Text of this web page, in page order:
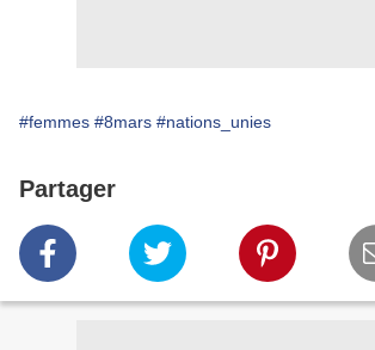
#femmes #8mars #nations_unies
Partager